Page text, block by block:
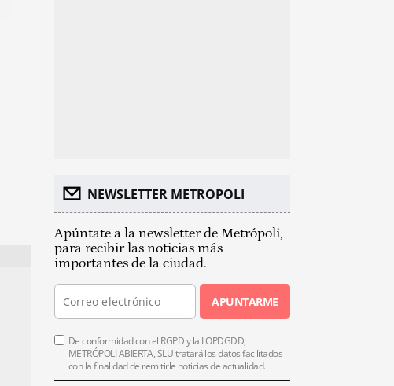
NEWSLETTER METROPOLI
Apúntate a la newsletter de Metrópoli,
para recibir las noticias más
importantes de la ciudad.
APUNTARME
De conformidad con el RGPD y la LOPDGDD,
METRÓPOLI ABIERTA, SLU tratará los datos facilitados
con la finalidad de remitirle noticias de actualidad.